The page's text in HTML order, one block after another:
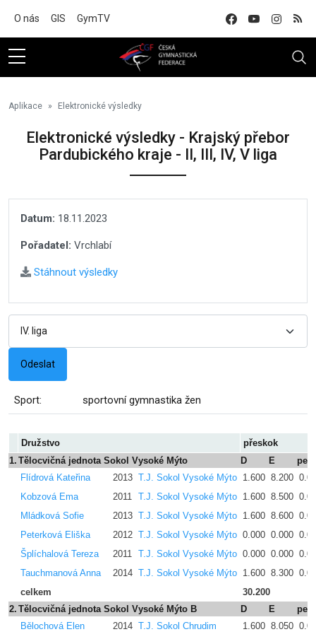
O nás GIS GymTV
Aplikace Elektronické výsledky
Elektronické výsledky - Krajský přebor
Pardubického kraje - II, III, IV, V liga
Datum: 18.11.2023
Pořadatel: Vrchlabí
Stáhnout výsledky
Sport: sportovní gymnastika žen
Družstvo
přeskok
1. Tělocvičná jednota Sokol Vysoké Mýto D E
pen
Flídrová Kateřina
2013 T.J. Sokol Vysoké Mýto 1.600 8.200
Kobzová Ema
2011 T.J. Sokol Vysoké Mýto 1.600 8.500
Mládková Sofie
2013 T.J. Sokol Vysoké Mýto 1.600 8.600
Peterková Eliška
2012 T.J. Sokol Vysoké Mýto 0.000 0.000
Šplíchalová Tereza
2011 T.J. Sokol Vysoké Mýto 0.000 0.000
Tauchmanová Anna
2014 T.J. Sokol Vysoké Mýto 1.600 8.300
celkem
30.200
2. Tělocvičná jednota Sokol Vysoké Mýto B D E
pen
Bělochová Elen
2014 T.J. Sokol Chrudim 1.600 8.050